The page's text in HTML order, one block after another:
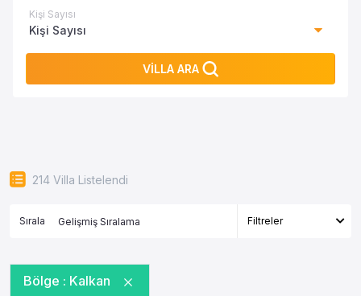
Kişi Sayısı
Kişi Sayısı
VİLLA ARA
214 Villa Listelendi
Sırala Filtreler
Bölge : Kalkan